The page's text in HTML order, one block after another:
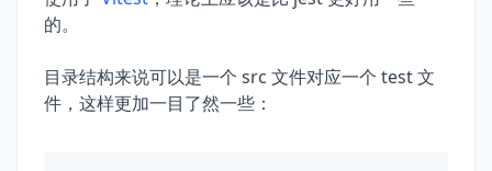
的。
目录结构来说可以是一个 src 文件对应一个 test 文
件，这样更加一目了然一些：